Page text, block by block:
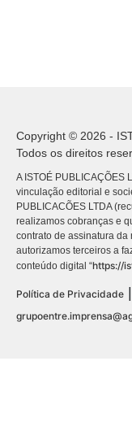
Copyright © 2026 -
Todos os direitos
A ISTOÉ PUBLICAÇÕES
vinculação editorial e
PUBLICACÕES LTDA
realizamos cobranças e
contrato de assinatura da
autorizamos terceiros a
conteúdo digital “https://
Política de Privacidade |